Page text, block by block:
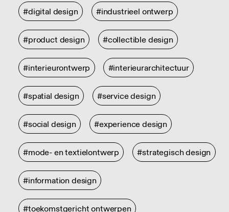
#digital design #industrieel ontwerp
#product design #collectible design
#interieurontwerp #interieurarchitectuur
#spatial design #service design
#social design #experience design
#mode- en textielontwerp #strategisch design
#information design
#toekomstgericht ontwerpen